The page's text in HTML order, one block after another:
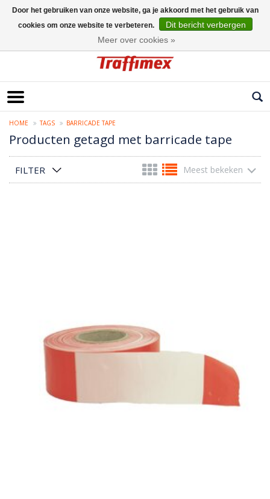
HOME TAGS BARRICADE TAPE
Producten getagd met barricade tape
FILTER Meest bekeken
Door het gebruiken van onze website, ga je akkoord met het gebruik van
cookies om onze website te verbeteren.
Dit bericht verbergen
Meer over cookies »